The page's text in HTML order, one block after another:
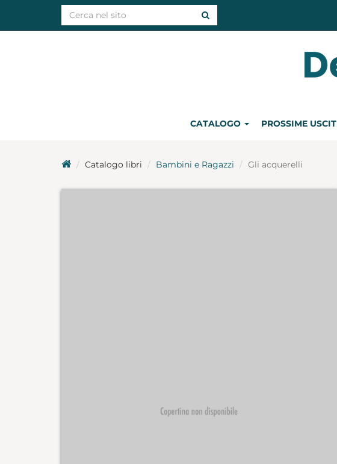
CATALOGO PROSSIME
Catalogo libri Bambini e Ragazzi Gli acquerelli